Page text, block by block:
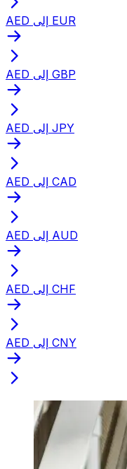
AED إلى EUR
AED إلى GBP
AED إلى JPY
AED إلى CAD
AED إلى AUD
AED إلى CHF
AED إلى CNY